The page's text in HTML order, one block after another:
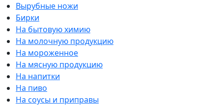
Вырубные ножи
Бирки
На бытовую химию
На молочную продукцию
На мороженное
На мясную продукцию
На напитки
На пиво
На соусы и приправы